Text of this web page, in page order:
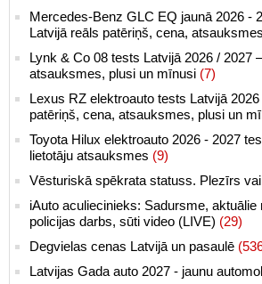
Mercedes-Benz GLC EQ jaunā 2026 -
Latvijā reāls patēriņš, cena,
Lynk & Co 08 tests Latvijā 2026 / 2027
atsauksmes, plusi un mīnusi (7)
Lexus RZ elektroauto tests Latvijā
patēriņš, cena, atsauksmes, plusi un
Toyota Hilux elektroauto 2026 - 2027
lietotāju atsauksmes (9)
Vēsturiskā spēkrata statuss. Plezīrs
iAuto aculiecinieks: Sadursme, aktuālie
policijas darbs, sūti video (LIVE) (29)
Degvielas cenas Latvijā un pasaulē
Latvijas Gada auto 2027 - jaunu